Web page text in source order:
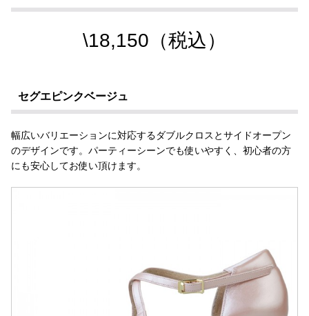
\18,150（税込）
セグエピンクベージュ
幅広いバリエーションに対応するダブルクロスとサイドオープン
のデザインです。パーティーシーンでも使いやすく、初心者の方
にも安心してお使い頂けます。